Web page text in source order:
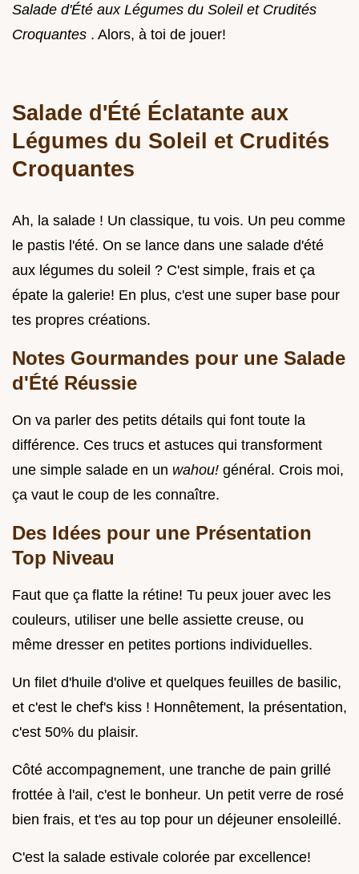
Salade d'Été aux Légumes du Soleil et Crudités
Croquantes . Alors, à toi de jouer!
Salade d'Été Éclatante aux
Légumes du Soleil et Crudités
Croquantes
Ah, la salade ! Un classique, tu vois. Un peu comme
le pastis l'été. On se lance dans une salade d'été
aux légumes du soleil ? C'est simple, frais et ça
épate la galerie! En plus, c'est une super base pour
tes propres créations.
Notes Gourmandes pour une Salade
d'Été Réussie
On va parler des petits détails qui font toute la
différence. Ces trucs et astuces qui transforment
une simple salade en un wahou! général. Crois moi,
ça vaut le coup de les connaître.
Des Idées pour une Présentation
Top Niveau
Faut que ça flatte la rétine! Tu peux jouer avec les
couleurs, utiliser une belle assiette creuse, ou
même dresser en petites portions individuelles.
Un filet d'huile d'olive et quelques feuilles de basilic,
et c'est le chef's kiss ! Honnêtement, la présentation,
c'est 50% du plaisir.
Côté accompagnement, une tranche de pain grillé
frottée à l'ail, c'est le bonheur. Un petit verre de rosé
bien frais, et t'es au top pour un déjeuner ensoleillé.
C'est la salade estivale colorée par excellence!